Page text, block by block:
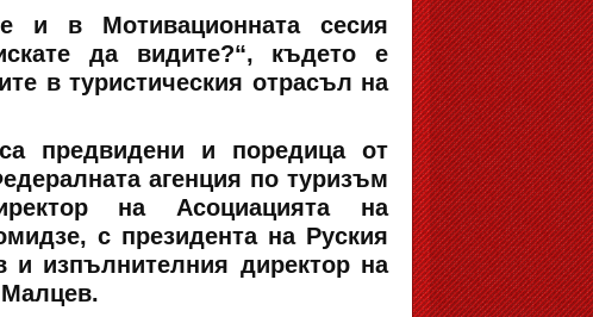
и в Мотивационната сесия
да видите?“, където е
в туристическия отрасъл на
предвидени и поредица от
агенция по туризъм
на Асоциацията на
с президента на Руския
и изпълнителния директор на